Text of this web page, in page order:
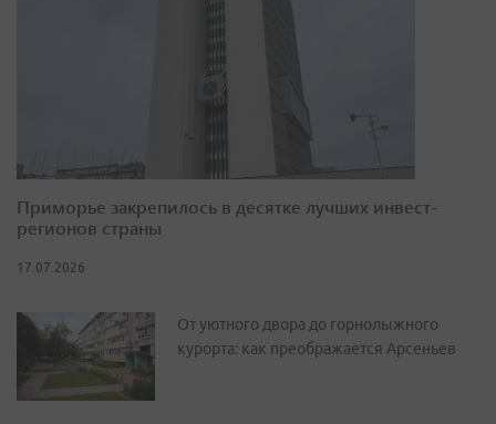
Приморье закрепилось в десятке лучших инвест-
регионов страны
17.07.2026
От уютного двора до горнолыжного
курорта: как преображается Арсеньев